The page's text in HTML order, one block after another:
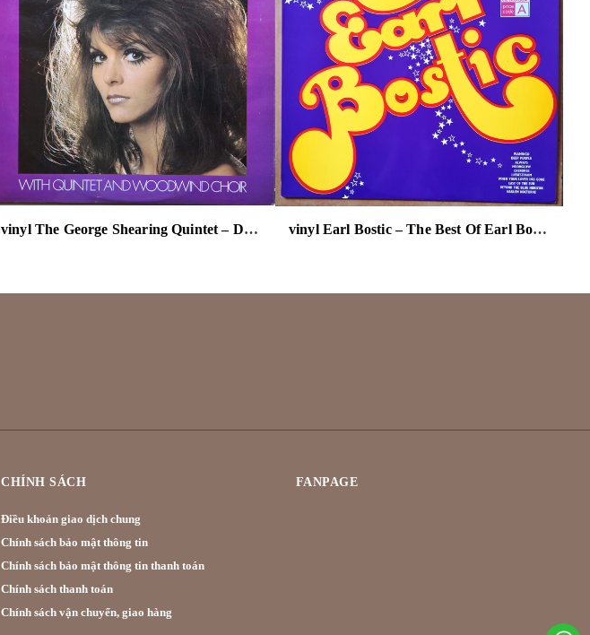
vinyl The George Shearing Quintet – Deep Velvet vinyl Earl Bostic – The Best Of Earl Bostic
CHÍNH SÁCH
Điều khoản giao dịch chung
Chính sách bảo mật thông tin
Chính sách bảo mật thông tin thanh toán
Chính sách thanh toán
Chính sách vận chuyển, giao hàng
FANPAGE